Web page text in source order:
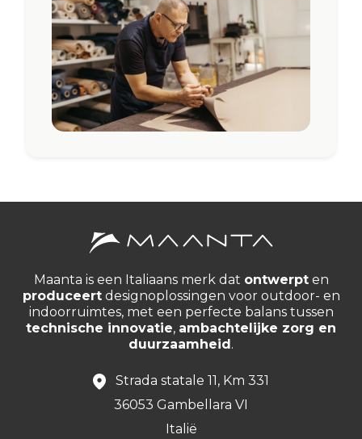
Maanta is een Italiaans merk dat ontwerpten
produceertdesignoplossingen voor outdoor- en
indoorruimtes, met een perfecte balans tussen
technische innovatie, ambachtelijke zorg en
duurzaamheid.
Strada statale 11, Km 331
36053 Gambellara VI
Italië